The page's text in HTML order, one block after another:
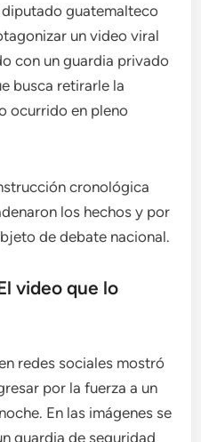
diputado guatemalteco
un video viral
con un guardia privado
busca retirarle la
ocurrido en pleno
cronológica
los hechos y por
de debate nacional.
video que lo
redes sociales mostró
por la fuerza a un
En las imágenes se
guardia de seguridad